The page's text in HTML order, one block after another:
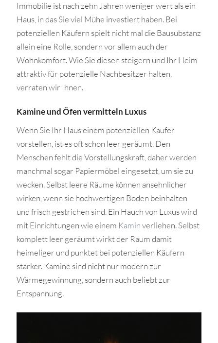
Immobilie ist nach zehn Jahren weniger wert als ein
Haus, in das Sie viel Mühe investiert haben. Bei
potenziellen Käufern spielt nicht mal die Bausubstanz
allein eine Rolle, sondern vor allem auch der
Wohnkomfort. Wie Sie diesen steigern und Ihr Heim
attraktiv für potenzielle Nachbesitzer halten,
verraten wir Ihnen.
Kamine und Öfen vermitteln Luxus
Wenn Sie Ihr Haus einem potenziellen Käufer
vorstellen, ist es oft schon leer geräumt. Den
Menschen fehlt die Vorstellungskraft, daher werden
manchmal sogar Papiermöbel eingesetzt, um sie zu
wecken. Selbst leere Räume können ansehnlicher
wirken, wenn sie hochwertigen Boden beinhalten
und frisch gestrichen sind. Ein Hauch von Luxus wird
mit Einrichtungen wie einem Kaminverliehen. Selbst
komplett leer geräumt wirkt der Raum damit
heimeliger und punktet bei potenziellen Käufern
stärker. Kamine sind nicht nur modern zur
Wärmegewinnung, sondern auch beliebt zur
Entspannung.